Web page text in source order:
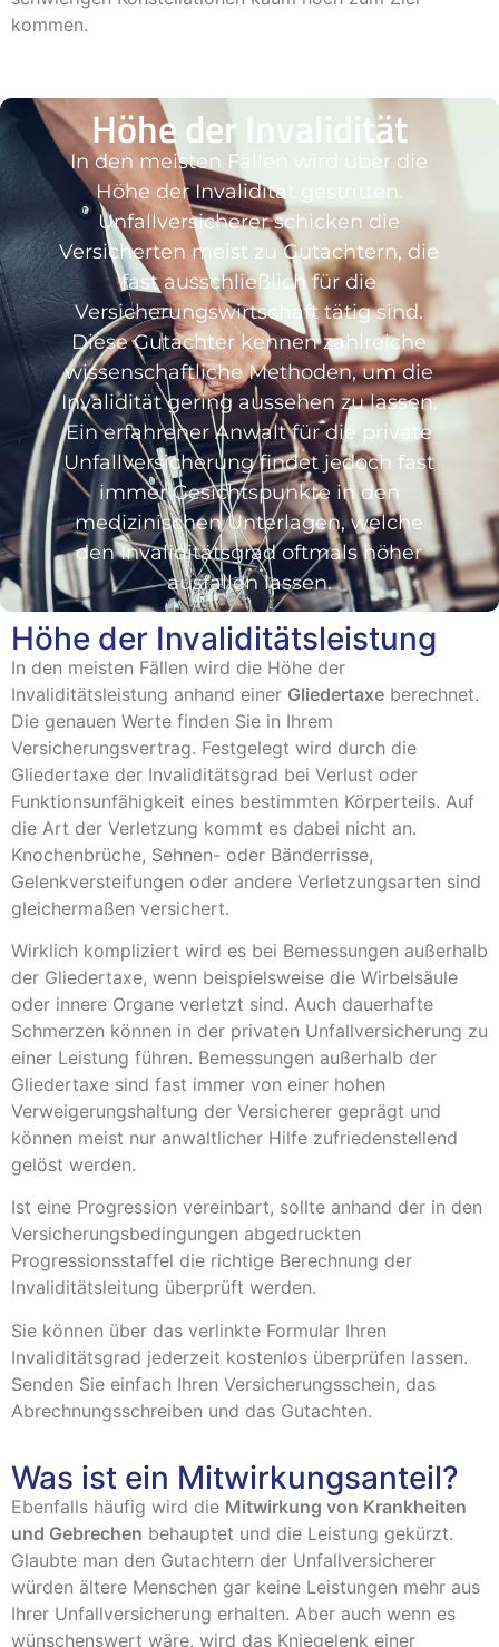
kommen.
Höhe der Invalidität
In den meisten Fällen wird über die
Höhe der Invalidität gestritten.
Unfallversicherer schicken die
Versicherten meist zu Gutachtern, die
fast ausschließlich für die
Versicherungswirtschaft tätig sind.
Diese Gutachter kennen zahlreiche
wissenschaftliche Methoden, um die
Invalidität gering aussehen zu lassen.
Ein erfahrener Anwalt für die private
Unfallversicherung findet jedoch fast
immer Gesichtspunkte in den
medizinischen Unterlagen, welche
den Invaliditätsgrad oftmals höher
ausfallen lassen.
Höhe der Invaliditätsleistung
In den meisten Fällen wird die Höhe der
Invaliditätsleistung anhand einer Gliedertaxe berechnet.
Die genauen Werte finden Sie in Ihrem
Versicherungsvertrag. Festgelegt wird durch die
Gliedertaxe der Invaliditätsgrad bei Verlust oder
Funktionsunfähigkeit eines bestimmten Körperteils. Auf
die Art der Verletzung kommt es dabei nicht an.
Knochenbrüche, Sehnen- oder Bänderrisse,
Gelenkversteifungen oder andere Verletzungsarten sind
gleichermaßen versichert.
Wirklich kompliziert wird es bei Bemessungen außerhalb
der Gliedertaxe, wenn beispielsweise die Wirbelsäule
oder innere Organe verletzt sind. Auch dauerhafte
Schmerzen können in der privaten Unfallversicherung zu
einer Leistung führen. Bemessungen außerhalb der
Gliedertaxe sind fast immer von einer hohen
Verweigerungshaltung der Versicherer geprägt und
können meist nur anwaltlicher Hilfe zufriedenstellend
gelöst werden.
Ist eine Progression vereinbart, sollte anhand der in den
Versicherungsbedingungen abgedruckten
Progressionsstaffel die richtige Berechnung der
Invaliditätsleitung überprüft werden.
Sie können über das verlinkte Formular Ihren
Invaliditätsgrad jederzeit kostenlos überprüfen lassen.
Senden Sie einfach Ihren Versicherungsschein, das
Abrechnungsschreiben und das Gutachten.
Was ist ein Mitwirkungsanteil?
Ebenfalls häufig wird die Mitwirkung von Krankheiten
und Gebrechen behauptet und die Leistung gekürzt.
Glaubte man den Gutachtern der Unfallversicherer
würden ältere Menschen gar keine Leistungen mehr aus
Ihrer Unfallversicherung erhalten. Aber auch wenn es
wünschenswert wäre, wird das Kniegelenk einer